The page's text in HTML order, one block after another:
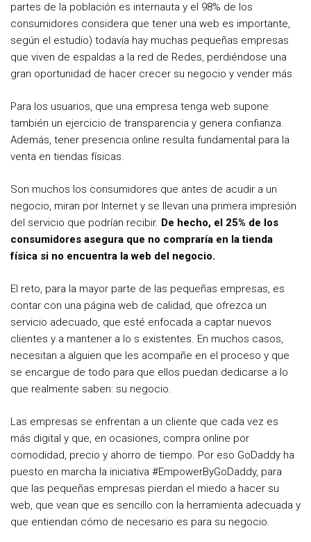
partes de la población es internauta y el 98% de los
consumidores considera que tener una web es importante,
según el estudio) todavía hay muchas pequeñas empresas
que viven de espaldas a la red de Redes, perdiéndose una
gran oportunidad de hacer crecer su negocio y vender más.
Para los usuarios, que una empresa tenga web supone
también un ejercicio de transparencia y genera confianza.
Además, tener presencia online resulta fundamental para la
venta en tiendas físicas.
Son muchos los consumidores que antes de acudir a un
negocio, miran por Internet y se llevan una primera impresión
del servicio que podrían recibir. De hecho, el 25% de los
consumidores asegura que no compraría en la tienda
física si no encuentra la web del negocio.
El reto, para la mayor parte de las pequeñas empresas, es
contar con una página web de calidad, que ofrezca un
servicio adecuado, que esté enfocada a captar nuevos
clientes y a mantener a lo s existentes. En muchos casos,
necesitan a alguien que les acompañe en el proceso y que
se encargue de todo para que ellos puedan dedicarse a lo
que realmente saben: su negocio.
Las empresas se enfrentan a un cliente que cada vez es
más digital y que, en ocasiones, compra online por
comodidad, precio y ahorro de tiempo. Por eso GoDaddy ha
puesto en marcha la iniciativa #EmpowerByGoDaddy, para
que las pequeñas empresas pierdan el miedo a hacer su
web, que vean que es sencillo con la herramienta adecuada y
que entiendan cómo de necesario es para su negocio.